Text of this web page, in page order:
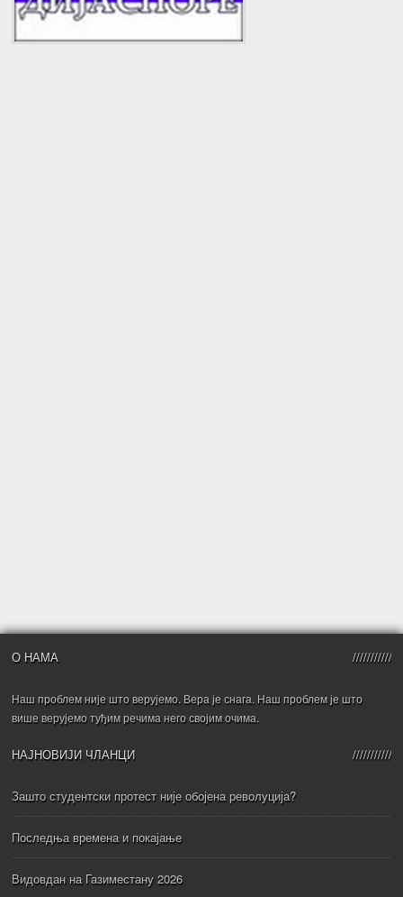
О НАМА
Наш проблем није што верујемо. Вера је снага. Наш проблем је што
више верујемо туђим речима него својим очима.
НАЈНОВИЈИ ЧЛАНЦИ
Зашто студентски протест није обојена револуција?
Последња времена и покајање
Видовдан на Газиместану 2026